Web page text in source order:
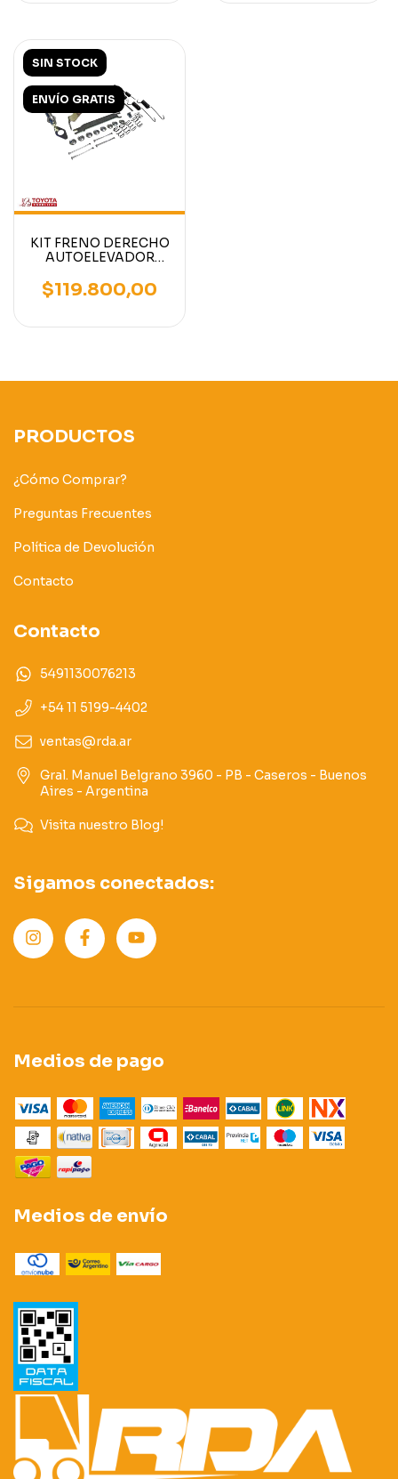
SIN STOCK
ENVÍO GRATIS
KIT FRENO DERECHO
AUTOELEVADOR
2500KG 3000KG
$119.800,00
PRODUCTOS
¿Cómo Comprar?
Preguntas Frecuentes
Política de Devolución
Contacto
Contacto
5491130076213
+54 11 5199-4402
ventas@rda.ar
Gral. Manuel Belgrano 3960 - PB - Caseros - Buenos
Aires - Argentina
Visita nuestro Blog!
Sigamos conectados:
Medios de pago
Medios de envío